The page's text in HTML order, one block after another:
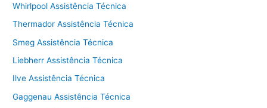
Whirlpool Assistência Técnica
Thermador Assistência Técnica
Smeg Assistência Técnica
Liebherr Assistência Técnica
Ilve Assistência Técnica
Gaggenau Assistência Técnica